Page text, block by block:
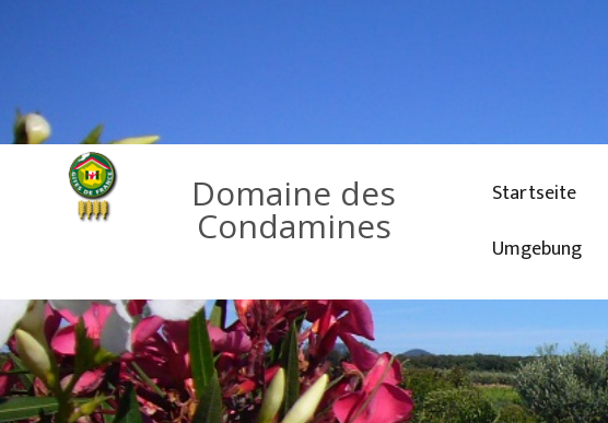
Domaine des
Condamines
Startseite
Umgebung